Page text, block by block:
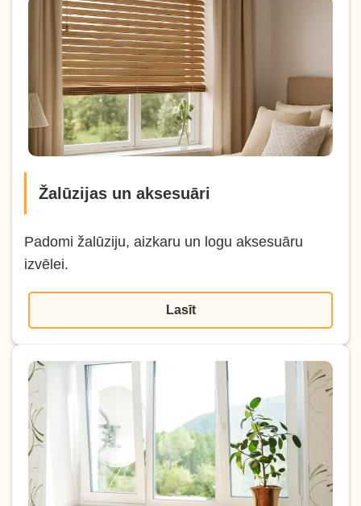
Žalūzijas un aksesuāri
Padomi žalūziju, aizkaru un logu aksesuāru
izvēlei.
Lasīt